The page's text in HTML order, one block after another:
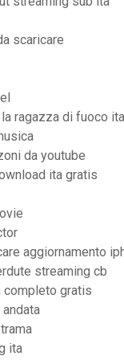
scaricare
ragazza di fuoco ita
da youtube
ita gratis
aggiornamento
streaming cb
completo gratis
ita